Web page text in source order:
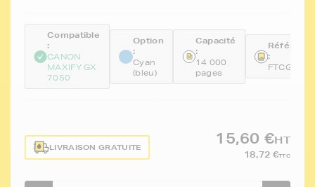
Compatible
:
CANON
MAXIFY GX
7050
Option
:
Cyan
(bleu)
Capacité
:
14 000
pages
:
FTCGI56C
LIVRAISON GRATUITE
15,60 €HT
18,72 €TTC